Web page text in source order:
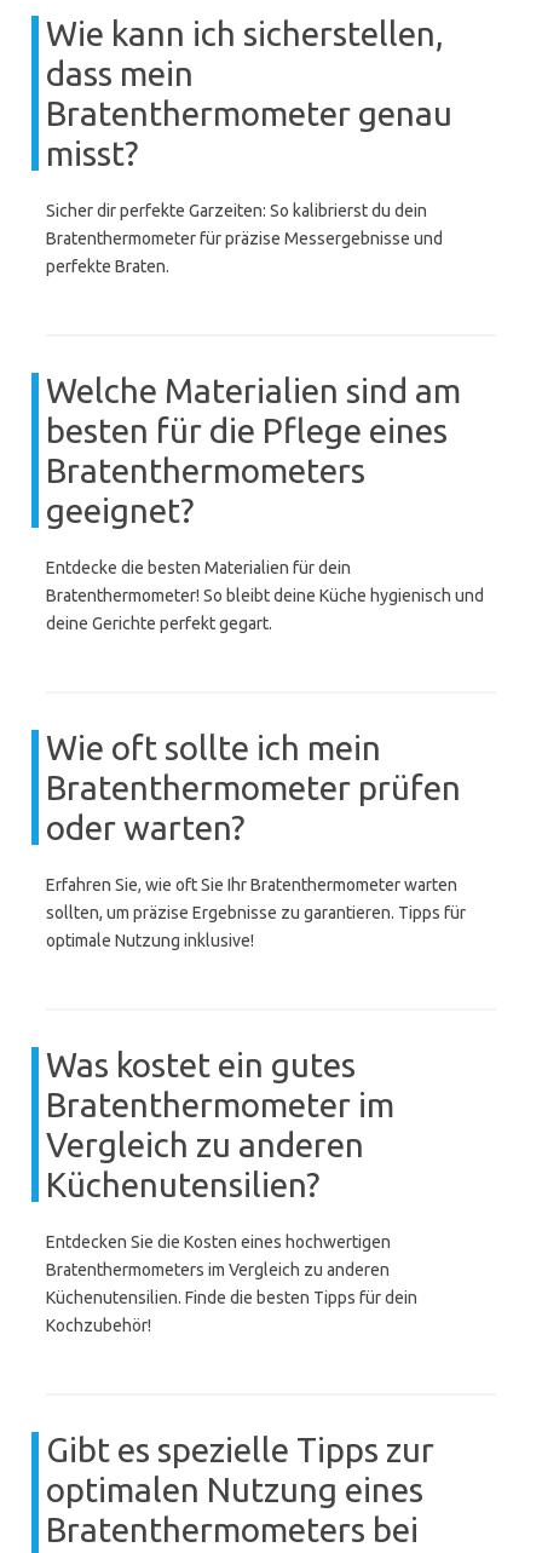
Wie kann ich sicherstellen,
dass mein
Bratenthermometer genau
misst?
Sicher dir perfekte Garzeiten: So kalibrierst du dein
Bratenthermometer für präzise Messergebnisse und
perfekte Braten.
Welche Materialien sind am
besten für die Pflege eines
Bratenthermometers
geeignet?
Entdecke die besten Materialien für dein
Bratenthermometer! So bleibt deine Küche hygienisch und
deine Gerichte perfekt gegart.
Wie oft sollte ich mein
Bratenthermometer prüfen
oder warten?
Erfahren Sie, wie oft Sie Ihr Bratenthermometer warten
sollten, um präzise Ergebnisse zu garantieren. Tipps für
optimale Nutzung inklusive!
Was kostet ein gutes
Bratenthermometer im
Vergleich zu anderen
Küchenutensilien?
Entdecken Sie die Kosten eines hochwertigen
Bratenthermometers im Vergleich zu anderen
Küchenutensilien. Finde die besten Tipps für dein
Kochzubehör!
Gibt es spezielle Tipps zur
optimalen Nutzung eines
Bratenthermometers bei